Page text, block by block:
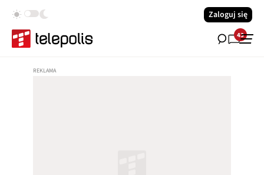
Zaloguj się
43